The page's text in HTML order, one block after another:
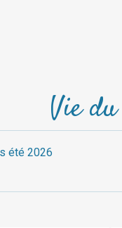
Vie
été 2026